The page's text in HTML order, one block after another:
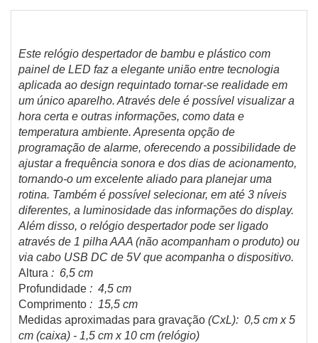
Este relógio despertador de bambu e plástico com
painel de LED faz a elegante união entre tecnologia
aplicada ao design requintado tornar-se realidade em
um único aparelho. Através dele é possível visualizar a
hora certa e outras informações, como data e
temperatura ambiente. Apresenta opção de
programação de alarme, oferecendo a possibilidade de
ajustar a frequência sonora e dos dias de acionamento,
tornando-o um excelente aliado para planejar uma
rotina. Também é possível selecionar, em até 3 níveis
diferentes, a luminosidade das informações do display.
Além disso, o relógio despertador pode ser ligado
através de 1 pilha AAA (não acompanham o produto) ou
via cabo USB DC de 5V que acompanha o dispositivo.
Altura : 6,5 cm
Profundidade : 4,5 cm
Comprimento : 15,5 cm
Medidas aproximadas para gravação (CxL): 0,5 cm x 5
cm (caixa) - 1,5 cm x 10 cm (relógio)